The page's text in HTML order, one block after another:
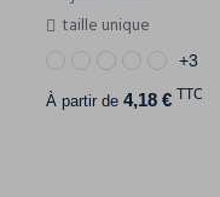
taille unique
+3
À partir de 4,18 € TTC